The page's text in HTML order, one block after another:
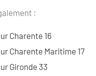
:
Charente 16
Charente Maritime 17
Gironde 33